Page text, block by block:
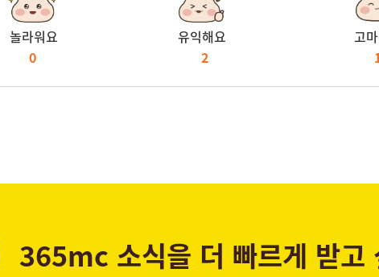
놀라워요
0
유익해요
2
고
365mc 소식을 더 빠르게 받고